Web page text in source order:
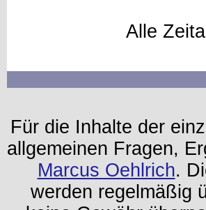
Alle
Für die Inhalte der
allgemeinen Fragen,
Marcus Oehlrich.
werden regelmäßig